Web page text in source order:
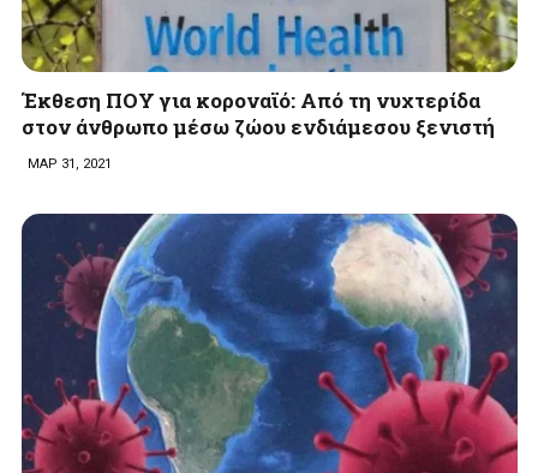
Έκθεση ΠΟΥ για κοροναϊό: Από τη νυχτερίδα
στον άνθρωπο μέσω ζώου ενδιάμεσου ξενιστή
ΜΑΡ 31, 2021